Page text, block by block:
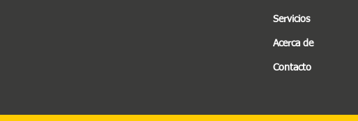
Servicios
Acerca de
Contacto